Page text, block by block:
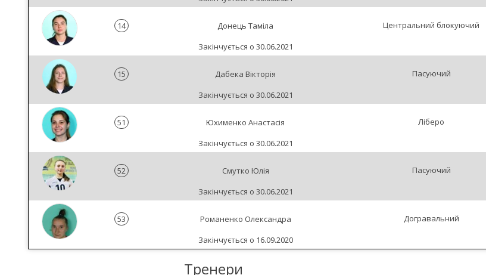
14
Донець Таміла
Закінчується о 30.06.2021
Центральний блокуючий
15
Дабека Вікторія
Закінчується о 30.06.2021
Пасуючий
51
Юхименко Анастасія
Закінчується о 30.06.2021
Ліберо
52
Смутко Юлія
Закінчується о 30.06.2021
Пасуючий
53
Романенко Олександра
Закінчується о 16.09.2020
Догравальний
Тренери